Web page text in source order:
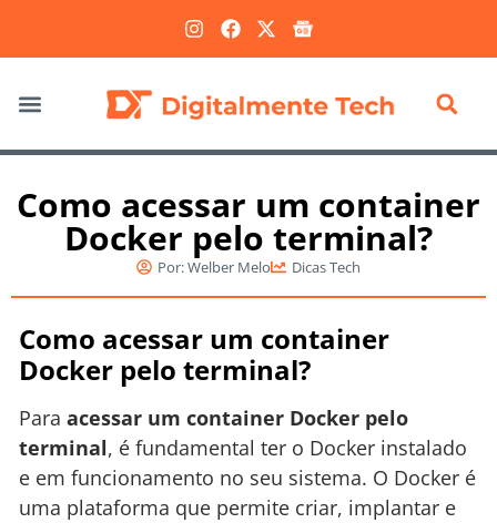
Como acessar um container
Docker pelo terminal?
Por:Welber Melo Dicas Tech
Como acessar um container
Docker pelo terminal?
Para acessar um container Docker pelo
terminal, é fundamental ter o Docker instalado
e em funcionamento no seu sistema. O Docker é
uma plataforma que permite criar, implantar e